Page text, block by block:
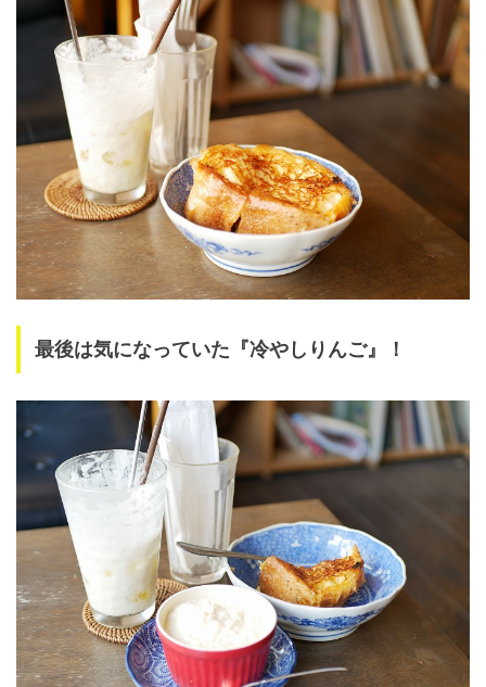
最後は気になっていた『冷やしりんご』！